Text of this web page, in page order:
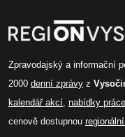
Zpravodajský a informační
2000 denní zprávy z
kalendář akcí nabídky práce
cenově dostupnou